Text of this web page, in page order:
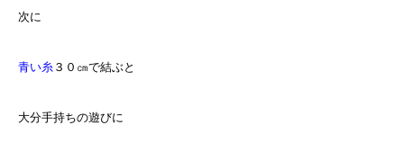
次に
青い糸 ３０㎝で結ぶと
大分手持ちの遊びに